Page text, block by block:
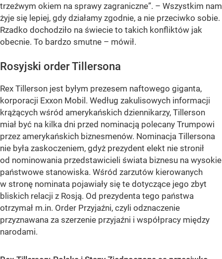
trzeźwym okiem na sprawy zagraniczne”. – Wszystkim nam
żyje się lepiej, gdy działamy zgodnie, a nie przeciwko sobie.
Rzadko dochodziło na świecie to takich konfliktów jak
obecnie. To bardzo smutne – mówił.
Rosyjski order Tillersona
Rex Tillerson jest byłym prezesem naftowego giganta,
korporacji Exxon Mobil. Według zakulisowych informacji
krążących wśród amerykańskich dziennikarzy, Tillerson
miał być na kilka dni przed nominacją polecany Trumpowi
przez amerykańskich biznesmenów. Nominacja Tillersona
nie była zaskoczeniem, gdyż prezydent elekt nie stronił
od nominowania przedstawicieli świata biznesu na wysokie
państwowe stanowiska. Wśród zarzutów kierowanych
w stronę nominata pojawiały się te dotyczące jego zbyt
bliskich relacji z Rosją. Od prezydenta tego państwa
otrzymał m.in. Order Przyjaźni, czyli odznaczenie
przyznawana za szerzenie przyjaźni i współpracy między
narodami.